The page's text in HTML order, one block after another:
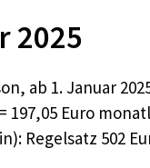
2025
ab 1. Januar
197,05 Euro
Regelsatz 502